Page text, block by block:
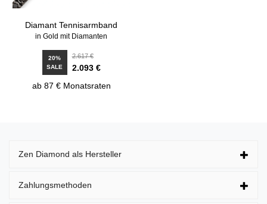
Diamant Tennisarmband
in Gold mit Diamanten
20%
SALE
2.617 €
2.093 €
ab 87 € Monatsraten
Zen Diamond als Hersteller
Zahlungsmethoden